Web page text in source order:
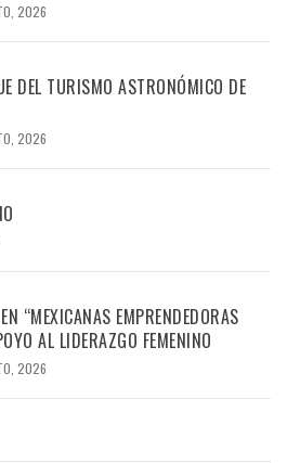
2026
DEL TURISMO ASTRONÓMICO DE
2026
“MEXICANAS EMPRENDEDORAS
AL LIDERAZGO FEMENINO
2026